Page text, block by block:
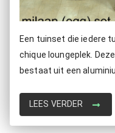
Een tuinset die iedere
chique loungeplek.
bestaat uit een
Uv bestendig,
LEES VERDER